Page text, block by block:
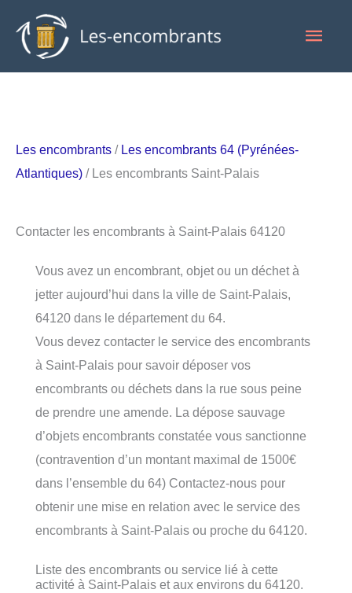
contenu
Les encombrants / Les encombrants 64 (Pyrénées-
Atlantiques) / Les encombrants Saint-Palais
Contacter les encombrants à Saint-Palais 64120
Vous avez un encombrant, objet ou un déchet à
jetter aujourd’hui dans la ville de Saint-Palais,
64120 dans le département du 64.
Vous devez contacter le service des encombrants
à Saint-Palais pour savoir déposer vos
encombrants ou déchets dans la rue sous peine
de prendre une amende. La dépose sauvage
d’objets encombrants constatée vous sanctionne
(contravention d’un montant maximal de 1500€
dans l’ensemble du 64) Contactez-nous pour
obtenir une mise en relation avec le service des
encombrants à Saint-Palais ou proche du 64120.
Liste des encombrants ou service lié à cette
activité à Saint-Palais et aux environs du 64120.